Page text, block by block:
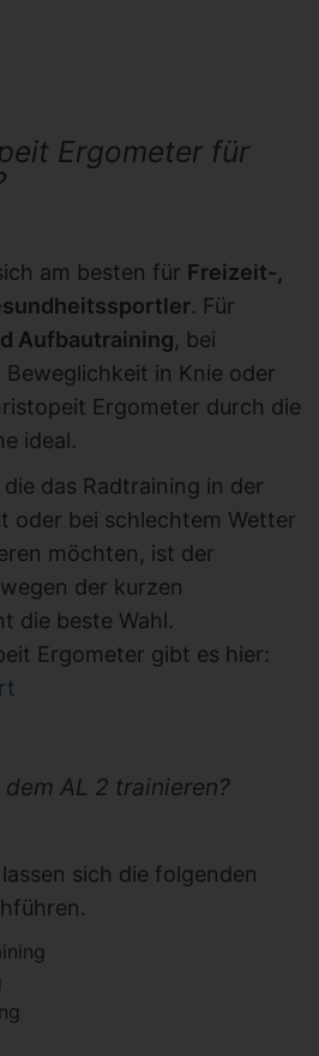
Ergometer für
am besten für Freizeit-,
. Für
Aufbautraining, bei
in Knie oder
Ergometer durch die
ideal.
das Radtraining in der
oder bei schlechtem Wetter
möchten, ist der
der kurzen
die beste Wahl.
Ergometer gibt es hier:
AL 2 trainieren?
sich die folgenden